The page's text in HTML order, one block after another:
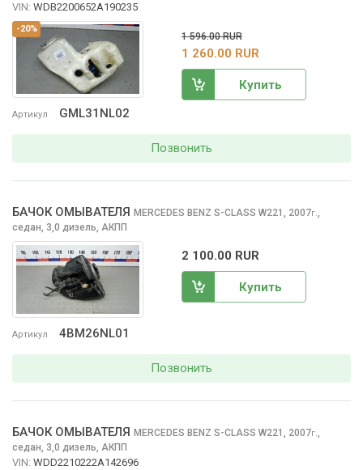
-20%
Артикул GML31NL02
VIN: WDB2200652A190235
1 596.00 RUR
1 260.00 RUR
Купить
Позвонить
Артикул 4BM26NL01
БАЧОК ОМЫВАТЕЛЯ MERCEDES BENZ S-CLASS W221, 2007г.,
седан, 3,0 дизель, АКПП
2 100.00 RUR
Купить
Позвонить
БАЧОК ОМЫВАТЕЛЯ MERCEDES BENZ S-CLASS W221, 2007г.,
седан, 3,0 дизель, АКПП
VIN: WDD2210222A142696